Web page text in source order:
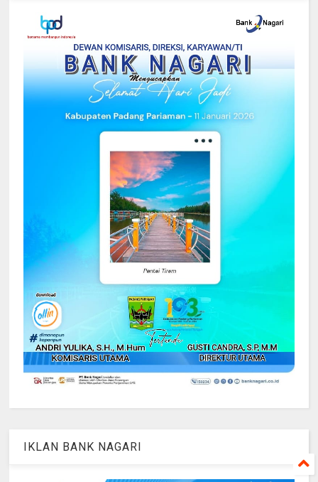
IKLAN BANK NAGARI